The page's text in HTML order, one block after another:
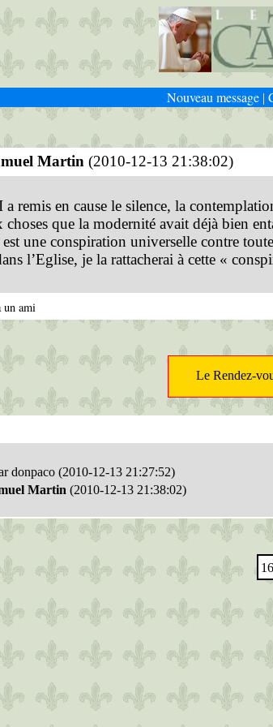
Nouveau message|
Martin (2010-12-13 21:38:02)
remis en cause le silence, la
que la modernité avait déjà bien
une conspiration universelle contre
l’Eglise, je la rattacherai à cette «
un ami
Le Rendez-
donpaco (2010-12-13 21:27:52)
Martin (2010-12-13 21:38:02)